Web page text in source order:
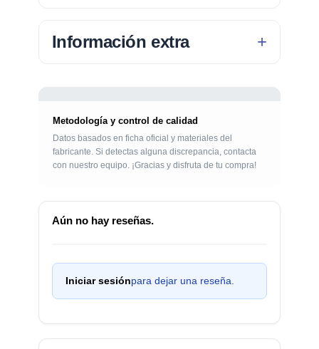
Información extra
Metodología y control de calidad
Datos basados en ficha oficial y materiales del
fabricante. Si detectas alguna discrepancia, contacta
con nuestro equipo. ¡Gracias y disfruta de tu compra!
Aún no hay reseñas.
Iniciar sesiónpara dejar una reseña.